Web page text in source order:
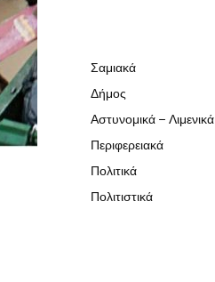
Σαμιακά
Δήμος
Αστυνομικά – Λιμενικά
Περιφερειακά
Πολιτικά
Πολιτιστικά